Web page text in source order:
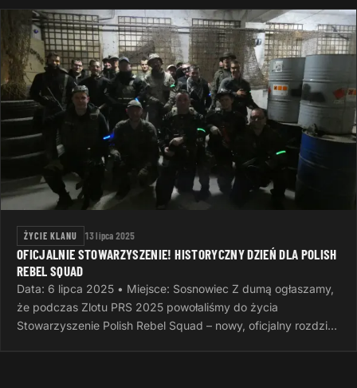
ŻYCIE KLANU 13 lipca 2025
OFICJALNIE STOWARZYSZENIE! HISTORYCZNY DZIEŃ DLA POLISH
REBEL SQUAD
Data: 6 lipca 2025 • Miejsce: Sosnowiec Z dumą ogłaszamy,
że podczas Zlotu PRS 2025 powołaliśmy do życia
Stowarzyszenie Polish Rebel Squad – nowy, oficjalny rozdział